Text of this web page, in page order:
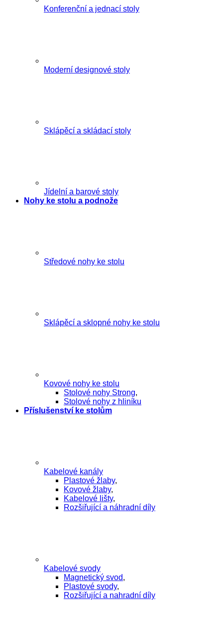
Konferenční a jednací stoly
Moderní designové stoly
Sklápěcí a skládací stoly
Jídelní a barové stoly
Nohy ke stolu a podnože
Středové nohy ke stolu
Sklápěcí a sklopné nohy ke stolu
Kovové nohy ke stolu
Stolové nohy Strong,
Stolové nohy z hliníku
Příslušenství ke stolům
Kabelové kanály
Plastové žlaby,
Kovové žlaby,
Kabelové lišty,
Rozšiřující a náhradní díly
Kabelové svody
Magnetický svod,
Plastové svody,
Rozšiřující a nahradní díly